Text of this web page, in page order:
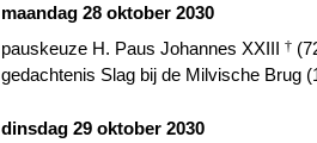
maandag 28 oktober 2030
pauskeuze H. Paus Johannes XXIII †
gedachtenis Slag bij de Milvische Brug
dinsdag 29 oktober 2030